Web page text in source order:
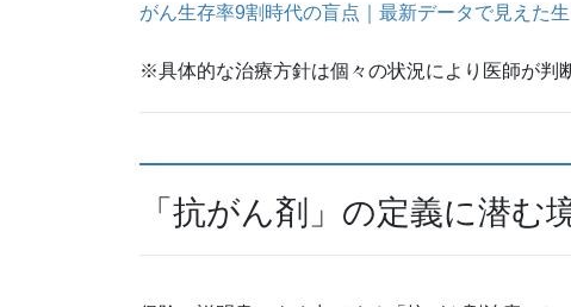
がん生存率9割時代の盲点｜最新データで見えた
※具体的な治療方針は個々の状況により医師が判
「抗がん剤」の定義に潜む